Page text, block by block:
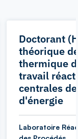
Doctorant
théorique
thermique
travail
centrales
d'énergie
Laboratoire